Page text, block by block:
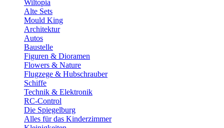
Wiltopia
Alte Sets
Mould King
Architektur
Autos
Baustelle
Figuren & Dioramen
Flowers & Nature
Flugzege & Hubschrauber
Schiffe
Technik & Elektronik
RC-Control
Die Spiegelburg
Alles für das Kinderzimmer